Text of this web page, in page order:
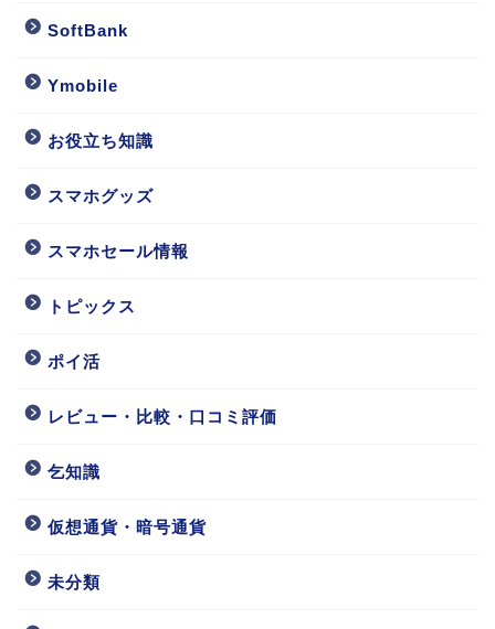
SoftBank
Ymobile
お役立ち知識
スマホグッズ
スマホセール情報
トピックス
ポイ活
レビュー・比較・口コミ評価
乞知識
仮想通貨・暗号通貨
未分類